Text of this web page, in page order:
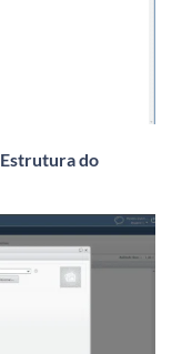
Estrutura do